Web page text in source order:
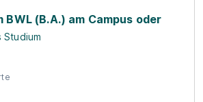
BWL (B.A.) am Campus oder
Studium